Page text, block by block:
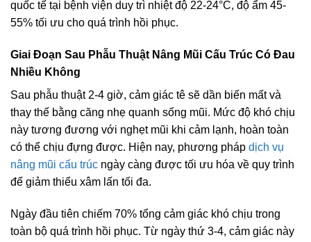
quốc tế tại bệnh viện duy trì nhiệt độ 22-24°C, độ ẩm 45-
55% tối ưu cho quá trình hồi phục.
Giai Đoạn Sau Phẫu Thuật Nâng Mũi Cấu Trúc Có Đau
Nhiều Không
Sau phẫu thuật 2-4 giờ, cảm giác tê sẽ dần biến mất và
thay thế bằng căng nhẹ quanh sống mũi. Mức độ khó chịu
này tương đương với nghẹt mũi khi cảm lạnh, hoàn toàn
có thể chịu đựng được. Hiện nay, phương pháp dịch vụ
nâng mũi cấu trúc ngày càng được tối ưu hóa về quy trình
để giảm thiểu xâm lấn tối đa.
Ngày đầu tiên chiếm 70% tổng cảm giác khó chịu trong
toàn bộ quá trình hồi phục. Từ ngày thứ 3-4, cảm giác này